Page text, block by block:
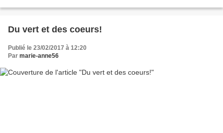
Du vert et des coeurs!
Publié le 23/02/2017 à 12:20
Par marie-anne56